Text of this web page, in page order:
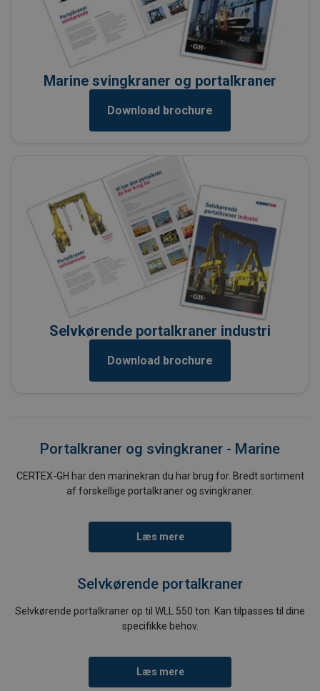
Marine svingkraner og portalkraner
Download brochure
Selvkørende portalkraner industri
Download brochure
Portalkraner og svingkraner - Marine
CERTEX-GH har den marinekran du har brug for. Bredt sortiment
af forskellige portalkraner og svingkraner.
Læs mere
Selvkørende portalkraner
Selvkørende portalkraner op til WLL 550 ton. Kan tilpasses til dine
specifikke behov.
Læs mere